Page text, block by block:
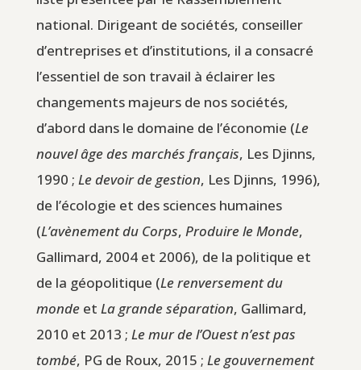
national. Dirigeant de sociétés, conseiller
d’entreprises et d’institutions, il a consacré
l’essentiel de son travail à éclairer les
changements majeurs de nos sociétés,
d’abord dans le domaine de l’économie (Le
nouvel âge des marchés français, Les Djinns,
1990 ; Le devoir de gestion, Les Djinns, 1996),
de l’écologie et des sciences humaines
(L’avènement du Corps, Produire le Monde,
Gallimard, 2004 et 2006), de la politique et
de la géopolitique (Le renversement du
mondeet La grande séparation, Gallimard,
2010 et 2013 ; Le mur de l’Ouest n’est pas
tombé, PG de Roux, 2015 ; Le gouvernement